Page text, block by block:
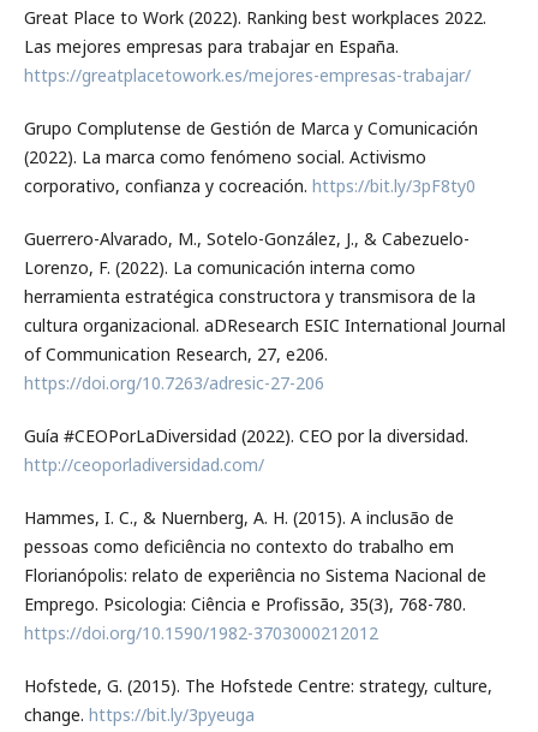
Great Place to Work (2022). Ranking best workplaces 2022.
Las mejores empresas para trabajar en España.
https://greatplacetowork.es/mejores-empresas-trabajar/
Grupo Complutense de Gestión de Marca y Comunicación
(2022). La marca como fenómeno social. Activismo
corporativo, confianza y cocreación. https://bit.ly/3pF8ty0
Guerrero-Alvarado, M., Sotelo-González, J., & Cabezuelo-
Lorenzo, F. (2022). La comunicación interna como
herramienta estratégica constructora y transmisora de la
cultura organizacional. aDResearch ESIC International Journal
of Communication Research, 27, e206.
https://doi.org/10.7263/adresic-27-206
Guía #CEOPorLaDiversidad (2022). CEO por la diversidad.
http://ceoporladiversidad.com/
Hammes, I. C., & Nuernberg, A. H. (2015). A inclusão de
pessoas como deficiência no contexto do trabalho em
Florianópolis: relato de experiência no Sistema Nacional de
Emprego. Psicologia: Ciência e Profissão, 35(3), 768-780.
https://doi.org/10.1590/1982-3703000212012
Hofstede, G. (2015). The Hofstede Centre: strategy, culture,
change. https://bit.ly/3pyeuga